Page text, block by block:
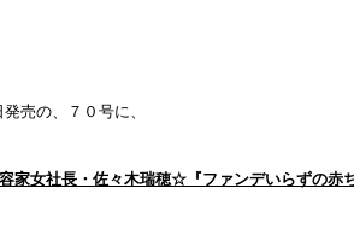
売の、７０号に、